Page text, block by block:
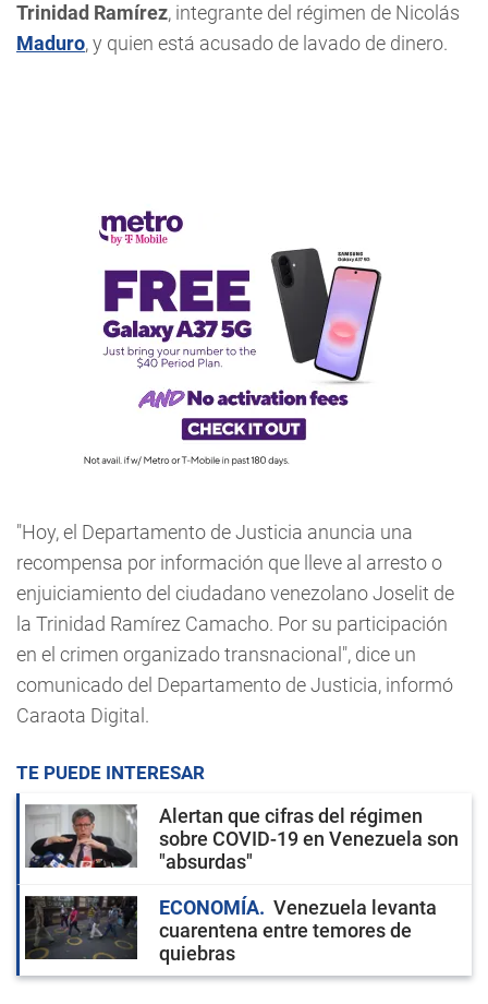
Trinidad Ramírez, integrante del régimen de Nicolás
Maduro, y quien está acusado de lavado de dinero.
"Hoy, el Departamento de Justicia anuncia una
recompensa por información que lleve al arresto o
enjuiciamiento del ciudadano venezolano Joselit de
la Trinidad Ramírez Camacho. Por su participación
en el crimen organizado transnacional", dice un
comunicado del Departamento de Justicia, informó
Caraota Digital.
TE PUEDE INTERESAR
Alertan que cifras del régimen
sobre COVID-19 en Venezuela son
"absurdas"
ECONOMÍA
Venezuela levanta
cuarentena entre temores de
quiebras